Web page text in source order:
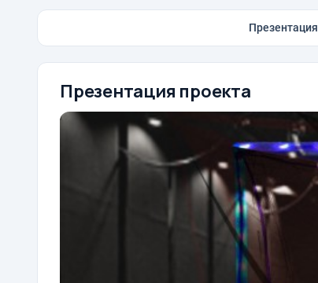
Презентация
Презентация проекта